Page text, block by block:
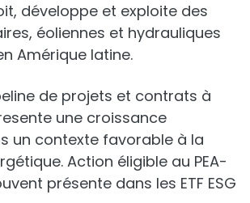
développe et exploite des
éoliennes et hydrauliques
Amérique latine.
de projets et contrats à
une croissance
un contexte favorable à la
Action éligible au PEA-
présente dans les ETF ESG